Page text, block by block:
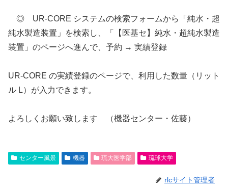
◎ UR-CORE システムの検索フォームから「純水・超
純水製造装置」を検索し、「【医基セ】純水・超純水製造
装置」のページへ進んで、予約 → 実績登録
UR-CORE の実績登録のページで、利用した数量（リット
ル L）が入力できます。
よろしくお願い致します （機器センター・佐藤）
センター風景 機器 琉大医学部 琉球大学
rlcサイト管理者